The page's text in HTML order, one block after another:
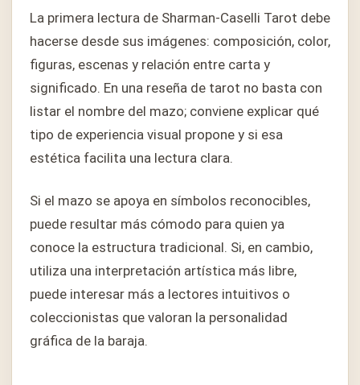
La primera lectura de Sharman-Caselli Tarot debe
hacerse desde sus imágenes: composición, color,
figuras, escenas y relación entre carta y
significado. En una reseña de tarot no basta con
listar el nombre del mazo; conviene explicar qué
tipo de experiencia visual propone y si esa
estética facilita una lectura clara.
Si el mazo se apoya en símbolos reconocibles,
puede resultar más cómodo para quien ya
conoce la estructura tradicional. Si, en cambio,
utiliza una interpretación artística más libre,
puede interesar más a lectores intuitivos o
coleccionistas que valoran la personalidad
gráfica de la baraja.